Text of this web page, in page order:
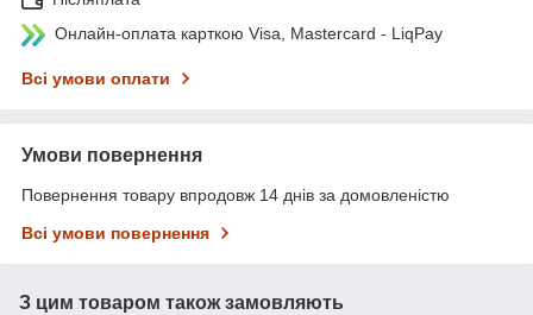
Онлайн-оплата карткою Visa, Mastercard - LiqPay
Всі умови оплати
Умови повернення
Повернення товару впродовж 14 днів за домовленістю
Всі умови повернення
З цим товаром також замовляють